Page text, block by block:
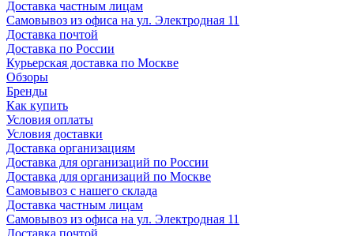
Доставка частным лицам
Самовывоз из офиса на ул. Электродная 11
Доставка почтой
Доставка по России
Курьерская доставка по Москве
Обзоры
Бренды
Как купить
Условия оплаты
Условия доставки
Доставка организациям
Доставка для организаций по России
Доставка для организаций по Москве
Самовывоз с нашего склада
Доставка частным лицам
Самовывоз из офиса на ул. Электродная 11
Доставка почтой